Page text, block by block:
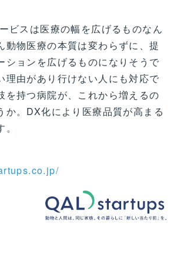
ビスは医療の幅を広げるものなん
動物医療の本質は変わらずに、提
ションを広げるものになりそうで
理由があり行けない人にも対応で
を持つ病院が、これから増えるの
か。DX化により医療品質が高まる